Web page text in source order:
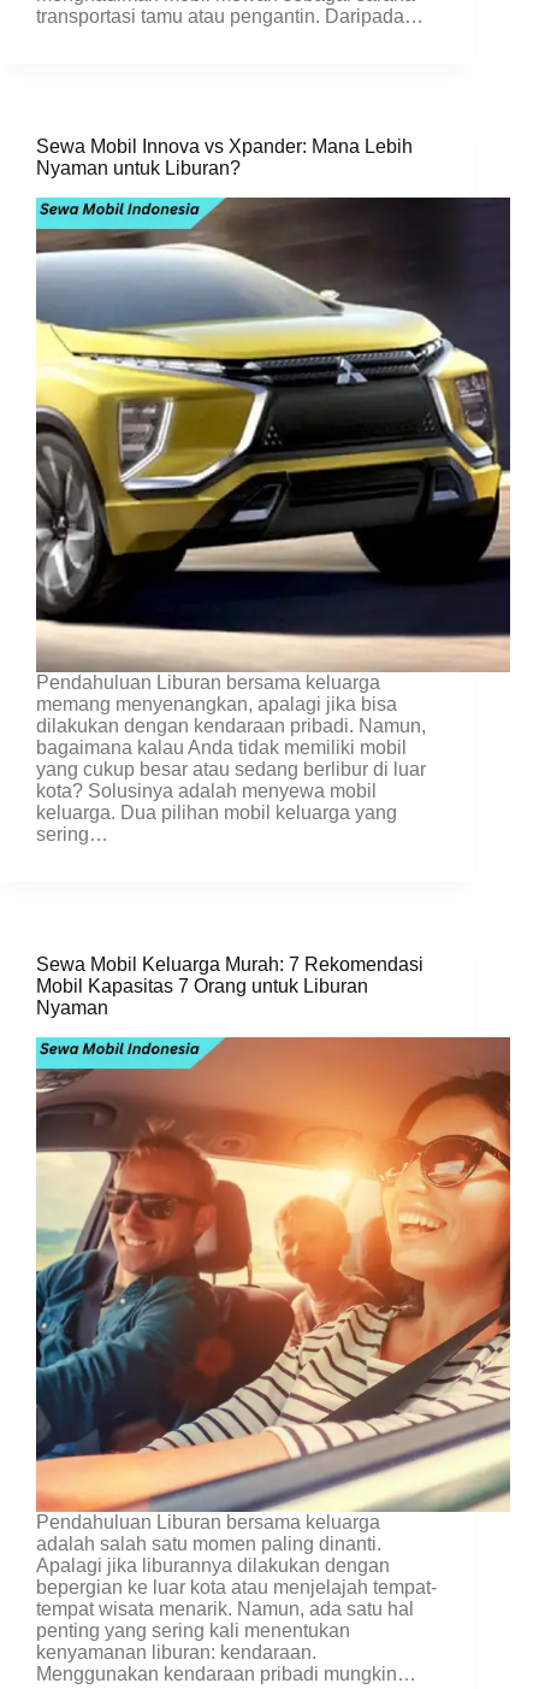
transportasi tamu atau pengantin. Daripada…
Sewa Mobil Innova vs Xpander: Mana Lebih
Nyaman untuk Liburan?
Pendahuluan Liburan bersama keluarga
memang menyenangkan, apalagi jika bisa
dilakukan dengan kendaraan pribadi. Namun,
bagaimana kalau Anda tidak memiliki mobil
yang cukup besar atau sedang berlibur di luar
kota? Solusinya adalah menyewa mobil
keluarga. Dua pilihan mobil keluarga yang
sering…
Sewa Mobil Keluarga Murah: 7 Rekomendasi
Mobil Kapasitas 7 Orang untuk Liburan
Nyaman
Pendahuluan Liburan bersama keluarga
adalah salah satu momen paling dinanti.
Apalagi jika liburannya dilakukan dengan
bepergian ke luar kota atau menjelajah tempat-
tempat wisata menarik. Namun, ada satu hal
penting yang sering kali menentukan
kenyamanan liburan: kendaraan.
Menggunakan kendaraan pribadi mungkin…